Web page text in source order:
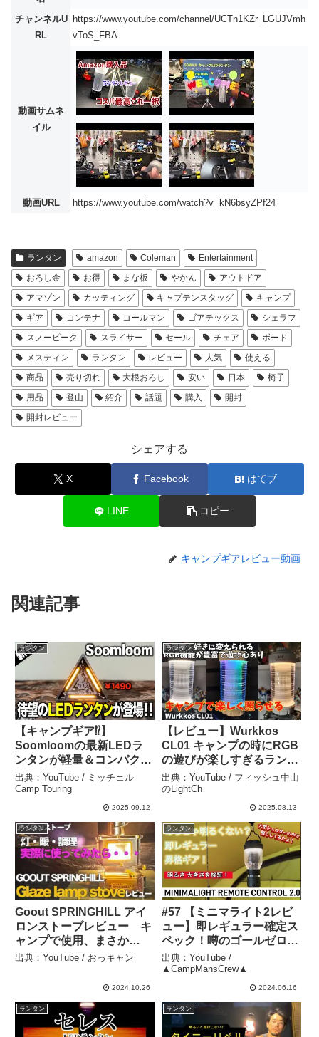
チャンネルU
RL
https://www.youtube.com/channel/UCTn1KZr_LGUJVmh
vToS_FBA
動画サムネ
イル
動画URL https://www.youtube.com/watch?v=kN6bsyZPf24
ランタン amazon Coleman
Entertainment
おろし金
お得 まな板 やかん
アウトドア
アマゾン
カッティング キャプテンスタッグ
キャンプ
ギア
コンテナ コールマン ゴアテックス
シェラフ
スノーピーク
スライサー セール チェア
ボード
メスティン
ランタン レビュー 人気
使える
商品
売り切れ 大根おろし 安い 日本
椅子
用品
登山 紹介 話題 購入
開封
開封レビュー
シェアする
X Facebook はてブ
LINE コピー
キャンプギアレビュー動画
関連記事
ランタン
【キャンプギア⁉️】
Soomloomの最新LEDラ
ンタンが軽量＆コンパクト
で〇〇 – ミッチェル Camp
Touring
出典：YouTube / ミッチェル
Camp Touring
2025.09.12
ランタン
【レビュー】Wurkkos
CL01 キャンプの時にRGB
の遊びが楽しすぎるランタ
ン 間接照明としても有効
かも – フィッシュ中山の
出典：YouTube / フィッシュ中山
のLightCh
2025.08.13
ランタン
Goout SPRINGHILL アイ
ロンストーブレビュー キ
ャンプで使用、まさか
の・・・ – おっキャン
出典：YouTube / おっキャン
2024.10.26
ランタン
#57 【ミニマライト2レビ
ュー】即レギュラー確定ス
ペック！噂のゴールゼロ越
えランタンをレビュー！
【5050WORKSHOP】
【キャンプ道具】【アウト
▲CampMansCrew▲
出典：YouTube /
▲CampMansCrew▲
2024.06.16
ランタン ランタン